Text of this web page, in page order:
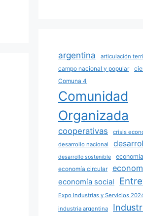
argentina articulación
campo nacional y popular
Comuna 4
Comunidad
Organizada
cooperativas
crisis
desarrollo nacional
desarrollo sostenible
economía circular
economía social
Expo Industrias y Servicios
industria argentina